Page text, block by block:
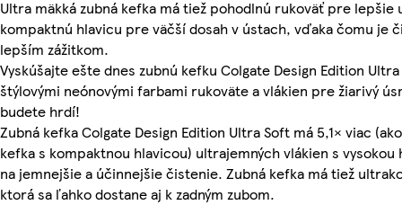
Ultra mäkká zubná kefka má tiež pohodlnú rukoväť pre lepšie
kompaktnú hlavicu pre väčší dosah v ústach, vďaka čomu je
lepším zážitkom.
Vyskúšajte ešte dnes zubnú kefku Colgate Design Edition
štýlovými neónovými farbami rukoväte a vlákien pre žiarivý
budete hrdí!
Zubná kefka Colgate Design Edition Ultra Soft má 5,1× viac
kefka s kompaktnou hlavicou) ultrajemných vlákien s vysokou
na jemnejšie a účinnejšie čistenie. Zubná kefka má tiež
ktorá sa ľahko dostane aj k zadným zubom.